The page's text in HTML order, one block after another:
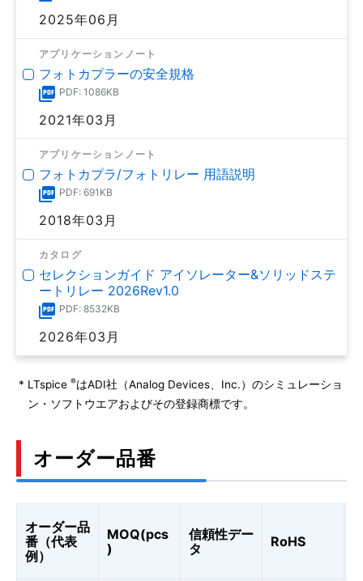
2025年06月
アプリケーションノート
フォトカプラーの安全規格
PDF: 1086KB
2021年03月
アプリケーションノート
フォトカプラ/フォトリレー 用語説明
PDF: 691KB
2018年03月
カタログ
セレクションガイド アイソレーター&ソリッドステ
ートリレー 2026Rev1.0
PDF: 8532KB
2026年03月
* LTspice ®はADI社（Analog Devices、Inc.）のシミュレーショ
ン・ソフトウエアおよびその登録商標です。
オーダー品番
オーダー品
番（代表
例）
MOQ(pcs
)
信頼性デー
タ
RoHS